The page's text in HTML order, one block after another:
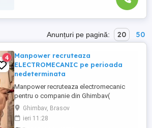
Anunțuri pe pagină: 20 50
4
Manpower recruteaza
ELECTROMECANIC pe perioada
nedeterminata
Manpower recruteaza electromecanic
pentru o companie din Ghimbav(
producatoare de carton ondulat)-
responsabil cu întreținerea și repararea
instalațiilor și utilajelor industriale care
Ghimbav, Brasov
ieri 11:28